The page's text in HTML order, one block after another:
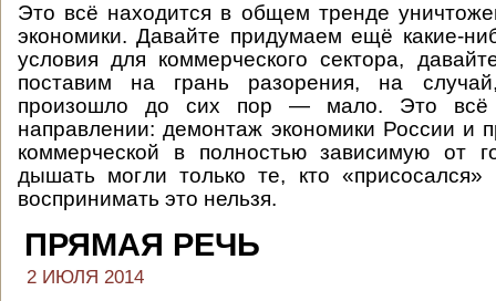
Это всё находится в общем тренде
экономики. Давайте придумаем ещё какие-
условия для коммерческого сектора,
поставим на грань разорения, на
произошло до сих пор — мало. Это всё
направлении: демонтаж экономики России и
коммерческой в полностью зависимую от
дышать могли только те, кто
воспринимать это нельзя.
ПРЯМАЯ РЕЧЬ
2 ИЮЛЯ 2014